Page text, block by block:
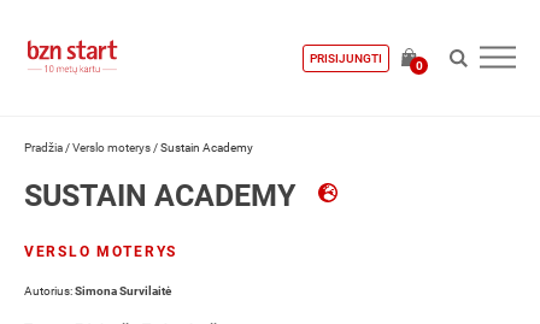
PRISIJUNGTI
0
Pradžia /Verslo moterys /Sustain Academy
SUSTAIN ACADEMY
VERSLO MOTERYS
Autorius:Simona Survilaitė